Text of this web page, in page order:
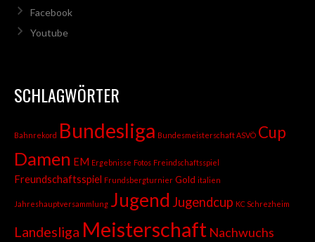
Facebook
Youtube
SCHLAGWÖRTER
Bahnrekord Bundesliga Bundesmeisterschaft ASVÖ Cup
Damen EM Ergebnisse Fotos Freindschaftsspiel
Freundschaftsspiel Frundsbergturnier Gold italien
Jahreshauptversammlung Jugend Jugendcup KC Schrezheim
Landesliga Meisterschaft Nachwuchs